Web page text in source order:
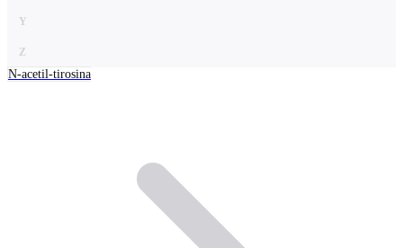
Y
Z
N-acetil-tirosina